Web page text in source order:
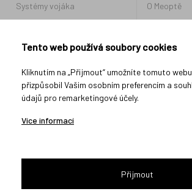
Systémy vojáka
Optické systémy pro obrněná
Optické systémy pro další
O Meoptě
Kariéra v
Tento web používá soubory cookies
Kliknutím na „Přijmout“ umožníte tomuto
přizpůsobil Vašim osobním preferencím a
údajů pro remarketingové účely.
Více informací
Přijmout